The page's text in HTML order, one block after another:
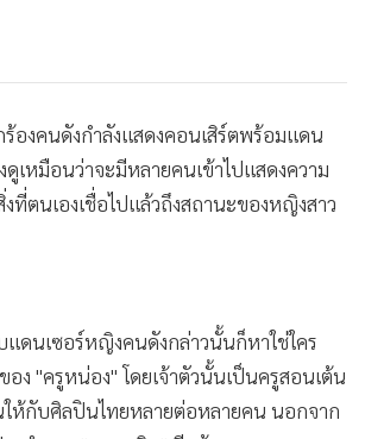
องคนดังกำลังแสดงคอนเสิร์ตพร้อมแดน
เหมือนว่าจะมีหลายคนเข้าไปแสดงความ
ที่ตนเองเชื่อไปแล้วถึงสถานะของหญิงสาว
แดนเซอร์หญิงคนดังกล่าวนั้นก็หาใช่ใคร
ง "ครูหน่อง" โดยเจ้าตัวนั้นเป็นครูสอนเต้น
ห้กับศิลปินไทยหลายต่อหลายคน นอกจาก